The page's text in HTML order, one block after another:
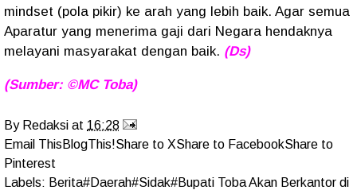
mindset (pola pikir) ke arah yang lebih baik. Agar semua
Aparatur yang menerima gaji dari Negara hendaknya
melayani masyarakat dengan baik. (Ds)
(Sumber: ©MC Toba)
By Redaksi at 16:28
Email This BlogThis!Share to XShare to FacebookShare to
Pinterest
Labels: Berita#Daerah#Sidak#Bupati Toba Akan Berkantor di